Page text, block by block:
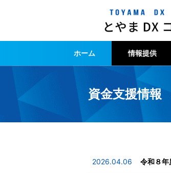
ホーム 情報提供
資金支援情報
2026.04.06 令和８年